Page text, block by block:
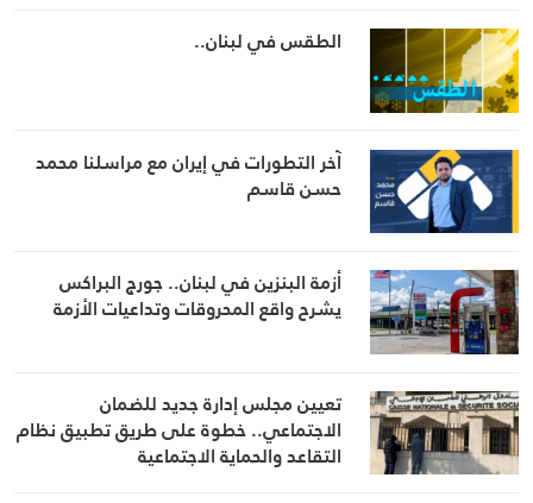
الطقس في لبنان..
آخر التطورات في إيران مع مراسلنا محمد
حسن قاسم
أزمة البنزين في لبنان.. جورج البراكس
يشرح واقع المحروقات وتداعيات الأزمة
تعيين مجلس إدارة جديد للضمان
الاجتماعي.. خطوة على طريق تطبيق نظام
التقاعد والحماية الاجتماعية